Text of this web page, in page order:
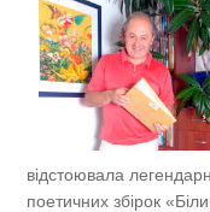
відстоювала
поетичних збірок